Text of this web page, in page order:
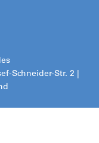
Schneider-Str. 2 |